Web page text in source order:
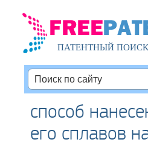
ПАТЕНТНЫЙ ПОИСК
способ
его сплавов